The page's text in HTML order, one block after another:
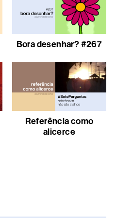
Bora desenhar? #267
Referência como
alicerce